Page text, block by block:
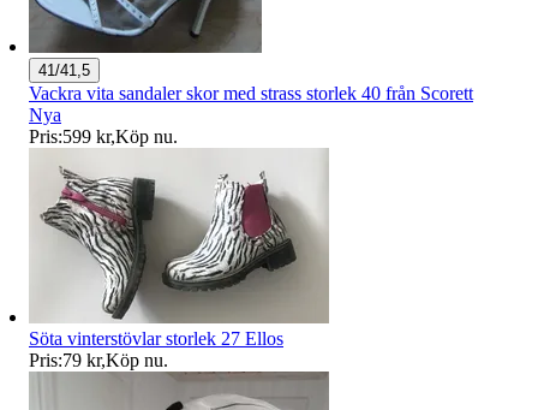
41/41,5
Vackra vita sandaler skor med strass storlek 40 från Scorett
Nya
Pris:599 kr,Köp nu.
Söta vinterstövlar storlek 27 Ellos
Pris:79 kr,Köp nu.